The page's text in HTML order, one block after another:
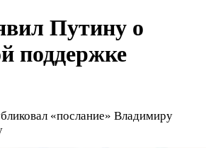
Путину о
поддержке
«послание» Владимиру